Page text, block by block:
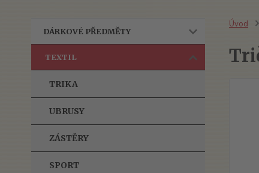
DÁRKOVÉ PŘEDMĚTY
TEXTIL
TRIKA
UBRUSY
ZÁSTĚRY
SPORT
Úvod